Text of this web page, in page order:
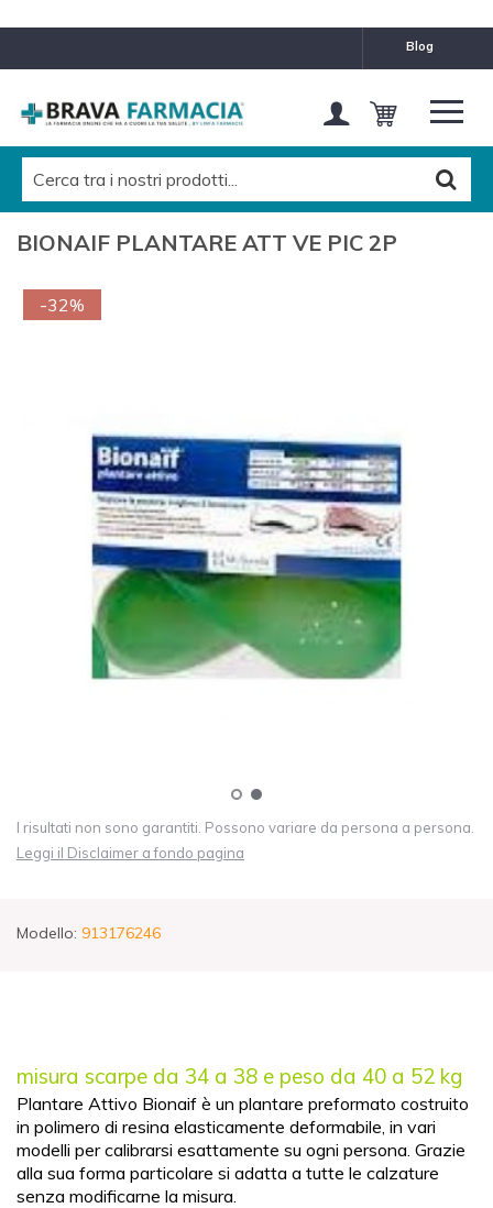
blog
BIONAIF PLANTARE ATT VE PIC 2P
-32%
I risultati non sono garantiti. Possono variare da persona a persona.
Leggi il Disclaimer a fondo pagina
Modello: 913176246
misura scarpe da 34 a 38 e peso da 40 a 52 kg
Plantare Attivo Bionaif è un plantare preformato costruito
in polimero di resina elasticamente deformabile, in vari
modelli per calibrarsi esattamente su ogni persona. Grazie
alla sua forma particolare si adatta a tutte le calzature
senza modificarne la misura.